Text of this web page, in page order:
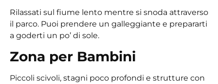
Rilassati sul fiume lento mentre si snoda attraverso
il parco. Puoi prendere un galleggiante e prepararti
a goderti un po’ di sole.
Zona per Bambini
Piccoli scivoli, stagni poco profondi e strutture con